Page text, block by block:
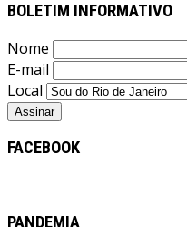
BOLETIM INFORMATIVO
Nome
E-mail
Local
FACEBOOK
PANDEMIA